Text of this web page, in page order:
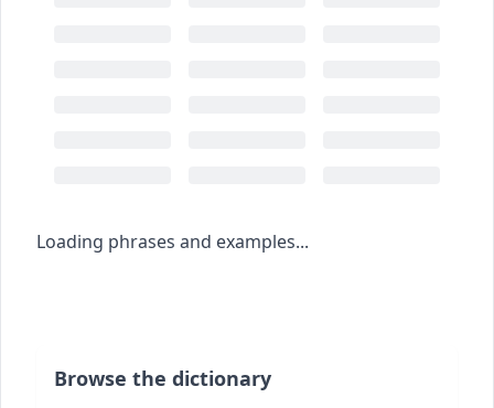
Loading phrases and examples...
Browse the dictionary